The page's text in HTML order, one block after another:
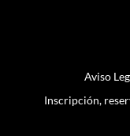
Aviso
Inscripción,